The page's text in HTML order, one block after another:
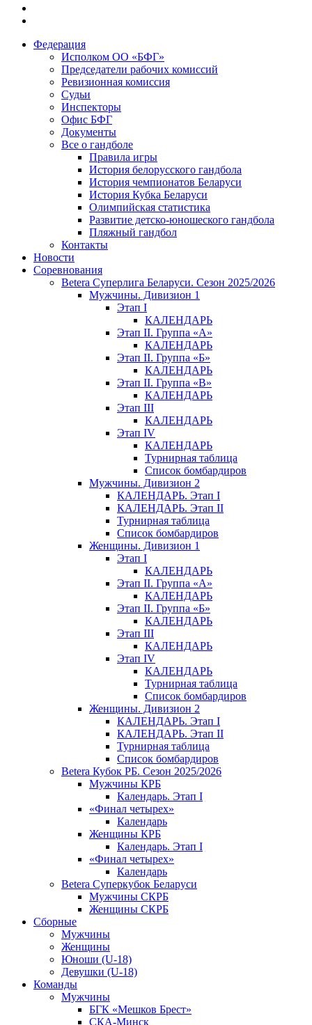
Федерация
Исполком ОО «БФГ»
Председатели рабочих комиссий
Ревизионная комиссия
Судьи
Инспекторы
Офис БФГ
Документы
Все о гандболе
Правила игры
История белорусского гандбола
История чемпионатов Беларуси
История Кубка Беларуси
Олимпийская статистика
Развитие детско-юношеского гандбола
Пляжный гандбол
Контакты
Новости
Соревнования
Betera Суперлига Беларуси. Сезон 2025/2026
Мужчины. Дивизион 1
Этап I
КАЛЕНДАРЬ
Этап II. Группа «А»
КАЛЕНДАРЬ
Этап II. Группа «Б»
КАЛЕНДАРЬ
Этап II. Группа «В»
КАЛЕНДАРЬ
Этап III
КАЛЕНДАРЬ
Этап IV
КАЛЕНДАРЬ
Турнирная таблица
Список бомбардиров
Мужчины. Дивизион 2
КАЛЕНДАРЬ. Этап I
КАЛЕНДАРЬ. Этап II
Турнирная таблица
Список бомбардиров
Женщины. Дивизион 1
Этап I
КАЛЕНДАРЬ
Этап II. Группа «А»
КАЛЕНДАРЬ
Этап II. Группа «Б»
КАЛЕНДАРЬ
Этап III
КАЛЕНДАРЬ
Этап IV
КАЛЕНДАРЬ
Турнирная таблица
Список бомбардиров
Женщины. Дивизион 2
КАЛЕНДАРЬ. Этап I
КАЛЕНДАРЬ. Этап II
Турнирная таблица
Список бомбардиров
Betera Кубок РБ. Сезон 2025/2026
Мужчины КРБ
Календарь. Этап I
«Финал четырех»
Календарь
Женщины КРБ
Календарь. Этап I
«Финал четырех»
Календарь
Betera Суперкубок Беларуси
Мужчины СКРБ
Женщины СКРБ
Сборные
Мужчины
Женщины
Юноши (U-18)
Девушки (U-18)
Команды
Мужчины
БГК «Мешков Брест»
СКА-Минск